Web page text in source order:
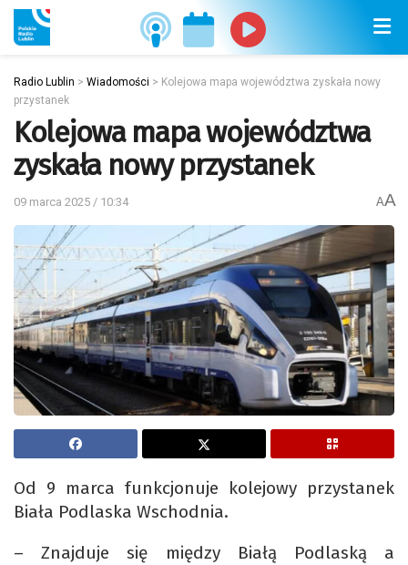
Radio Lublin > Wiadomości > Kolejowa mapa województwa zyskała nowy
przystanek
Kolejowa mapa województwa
zyskała nowy przystanek
09 marca 2025 / 10:34 AA
Od 9 marca funkcjonuje kolejowy przystanek
Biała Podlaska Wschodnia.
– Znajduje się między Białą Podlaską a